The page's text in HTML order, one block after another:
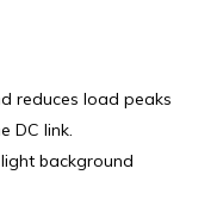
reduces load peaks
DC link.
background